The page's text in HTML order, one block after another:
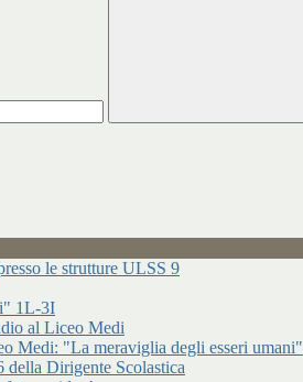
le strutture ULSS 9
1L-3I
al Liceo Medi
Medi: "La meraviglia degli esseri umani"
Dirigente Scolastica